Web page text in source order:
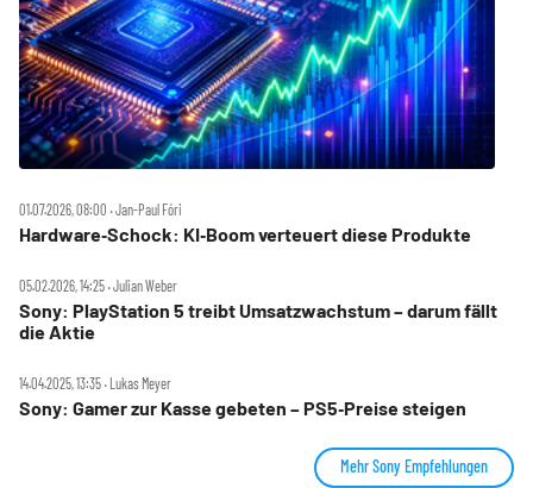
01.07.2026, 08:00 ‧ Jan-Paul Fóri
Hardware‑Schock: KI‑Boom verteuert diese Produkte
05.02.2026, 14:25 ‧ Julian Weber
Sony: PlayStation 5 treibt Umsatzwachstum – darum fällt
die Aktie
14.04.2025, 13:35 ‧ Lukas Meyer
Sony: Gamer zur Kasse gebeten – PS5‑Preise steigen
Mehr Sony Empfehlungen